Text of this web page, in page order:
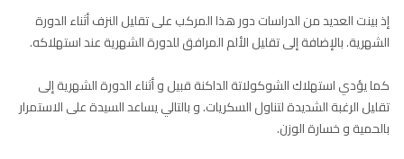
إذ بينت العديد من الدراسات دور هذا المركب على تقليل النزف أثناء الدورة
الشهرية. بالإضافة إلى تقليل الألم المرافق للدورة الشهرية عند استهلاكه.
كما يؤدي استهلاك الشوكولاتة الداكنة قبيل و أثناء الدورة الشهرية إلى
تقليل الرغبة الشديدة لتناول السكريات. و بالتالي يساعد السيدة على الاستمرار
بالحمية و خسارة الوزن.